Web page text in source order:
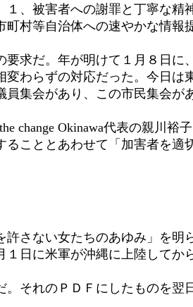
、被害者への謝罪と丁寧な精
村等自治体への速やかな情報
求だ。年が明けて１月８日に
わらずの対応だった。今日は
集会があり、この市民集会が
Okinawa代表の親川裕
こととあわせて「加害者を適
さない女たちのあゆみ」を明
日に米軍が沖縄に上陸してか
それのＰＤＦにしたものを翌